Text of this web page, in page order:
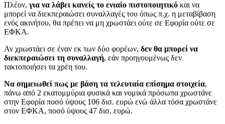
Πλέον, για να λάβει κανείς το ενιαίο πιστοποιητικό και να
μπορεί να διεκπεραιώσει συναλλαγές του όπως π.χ. η μεταβίβαση
ενός ακινήτου, θα πρέπει να μη χρωστάει ούτε σε Εφορία ούτε σε
ΕΦΚΑ.
Αν χρωστάει σε έναν εκ των δύο φορέων, δεν θα μπορεί να
διεκπεραιώσει τη συναλλαγή, εάν προηγουμένως δεν
τακτοποιήσει τα χρέη του.
Να σημειωθεί πως με βάση τα τελευταία επίσημα στοιχεία,
πάνω από 2 εκατομμύρια φυσικά και νομικά πρόσωπα χρωστάνε
στην Εφορία ποσό ύψους 106 δισ. ευρώ ενώ άλλα τόσα χρωστάνε
στον ΕΦΚΑ, ποσό ύψους 47 δισ. ευρώ.